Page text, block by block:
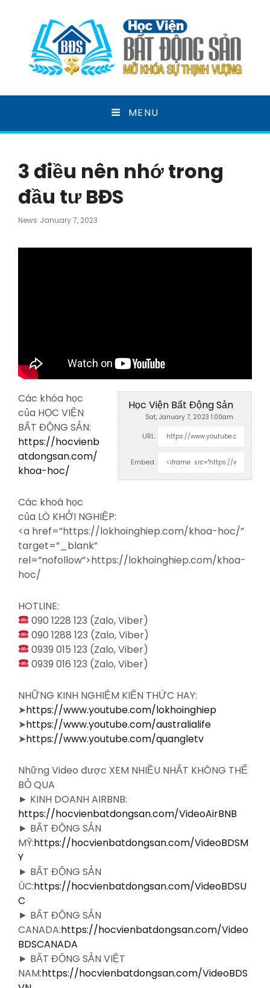
HỌC VIỆN BẤT ĐỘNG
SẢN
MENU
3 điều nên nhớ trong
đầu tư BĐS
News Posted
January 7, 2023
Học Viện Bất Động Sản
Sat, January 7, 2023 1:00am
URL:
Embed:
Các khóa học
của HỌC VIỆN
BẤT ĐỘNG SẢN:
https://hocvienb
atdongsan.com/
khoa-hoc/
Các khoá học
của LÒ KHỞI NGHIỆP:
<a href=”https://lokhoinghiep.com/khoa-hoc/”
target=”_blank”
rel=”nofollow”>https://lokhoinghiep.com/khoa-
hoc/
HOTLINE:
090 1228 123 (Zalo, Viber)
090 1288 123 (Zalo, Viber)
0939 015 123 (Zalo, Viber)
0939 016 123 (Zalo, Viber)
NHỮNG KINH NGHIỆM KIẾN THỨC HAY:
➤https://www.youtube.com/lokhoinghiep
➤https://www.youtube.com/australialife
➤https://www.youtube.com/quangletv
Những Video được XEM NHIỀU NHẤT KHÔNG THỂ
BỎ QUA
► KINH DOANH AIRBNB:
https://hocvienbatdongsan.com/VideoAirBNB
► BẤT ĐỘNG SẢN
MỸ:https://hocvienbatdongsan.com/VideoBDSM
Y
► BẤT ĐỘNG SẢN
ÚC:https://hocvienbatdongsan.com/VideoBDSU
C
► BẤT ĐỘNG SẢN
CANADA:https://hocvienbatdongsan.com/Video
BDSCANADA
► BẤT ĐỘNG SẢN VIỆT
NAM:https://hocvienbatdongsan.com/VideoBDS